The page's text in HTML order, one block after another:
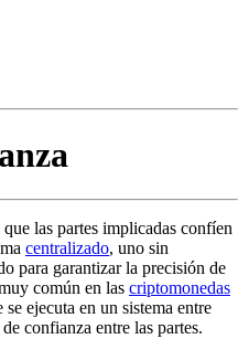
las partes implicadas confíen
centralizado, uno sin
para garantizar la precisión de
común en las criptomonedas
se ejecuta en un sistema entre
confianza entre las partes.